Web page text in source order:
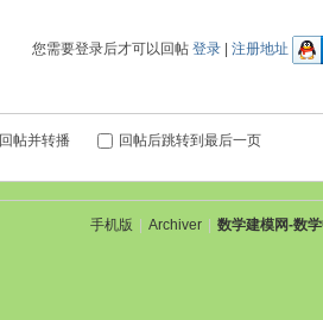
您需要登录后才可以回帖 登录 注册地址
回帖并转播 回帖后跳转到最后一页
手机版 Archiver 数学建模网-数学